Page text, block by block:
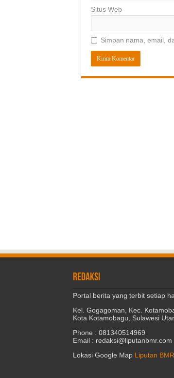
Situs Web
Simpan nama, email,
REDAKSI
Portal berita yang terbit setiap
Kel. Gogagoman, Kec.
Kota Kotamobagu, Sulawesi
Phone : 081340514969
Email : redaksi@liputanbmr.com
Lokasi Google Map Liputan BMR